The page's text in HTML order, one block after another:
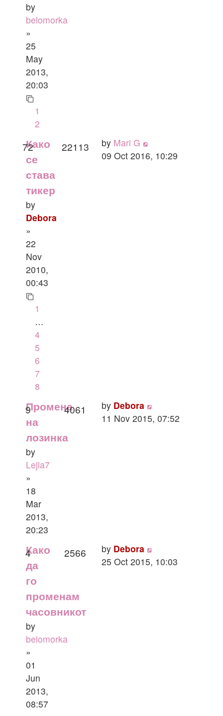
by
belomorka
»
25
May
2013,
20:03
1
2
Како
се
става
тикер
by
Debora
»
22
Nov
2010,
00:43
1
…
4
5
6
7
8
72 22113 by Mari G
09 Oct 2016, 10:29
Промена
на
лозинка
by
Lejla7
»
18
Mar
2013,
20:23
9 4061 by Debora
11 Nov 2015, 07:52
Како
да
го
променам
часовникот
by
belomorka
»
01
Jun
2013,
08:57
4 2566 by Debora
25 Oct 2015, 10:03